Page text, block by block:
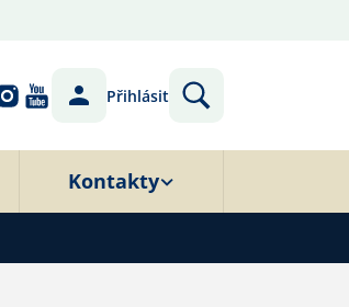
Přihlásit
Kontakty